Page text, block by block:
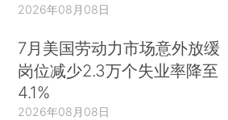
2026年08月08日
7月美国劳动力市场意外放缓
岗位减少2.3万个失业率降至
4.1%
2026年08月08日